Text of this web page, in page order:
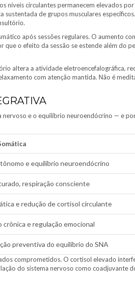
níveis circulantes permanecem elevados
de grupos musculares
após sessões regulares. O aumento
que o efeito da sessão se estende além do
altera a atividade eletroencefalográfica,
com atenção mantida. Não é
nervoso e o equilíbrio neuroendócrino — e
e equilíbrio neuroendócrino
respiração consciente
e redução de cortisol circulante
crônica e regulação emocional
preventiva do equilíbrio do SNA
comprometidos. O cortisol elevado
do sistema nervoso como coadjuvante